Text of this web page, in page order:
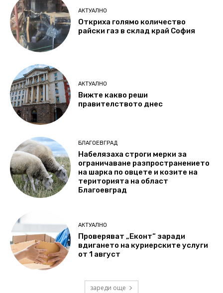
АКТУАЛНО
Откриха голямо количество
райски газ в склад край София
АКТУАЛНО
Вижте какво реши
правителството днес
БЛАГОЕВГРАД
Набелязаха строги мерки за
ограничаване разпространението
на шарка по овцете и козите на
територията на област
Благоевград
АКТУАЛНО
Проверяват „Еконт“ заради
вдигането на куриерските услуги
от 1 август
зареди още